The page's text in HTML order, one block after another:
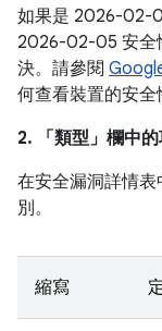
如果是 2026-02-
2026-02-05 安全
決。請參閱
何查看裝置的安全
2. 「類型」 欄中
在安全漏洞詳情表
別。
縮寫